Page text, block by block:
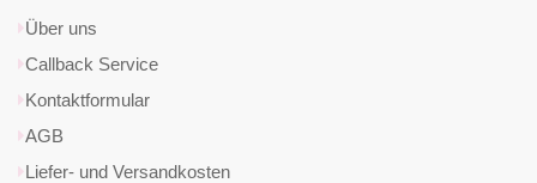
Über uns
Callback Service
Kontaktformular
AGB
Liefer- und Versandkosten